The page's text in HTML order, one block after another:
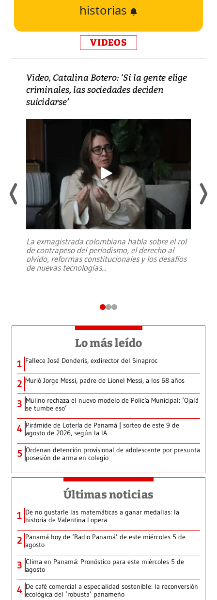
historias
VIDEOS
Video, Catalina Botero: ‘Si la gente elige
criminales, las sociedades deciden
suicidarse’
La exmagistrada colombiana habla sobre el rol
de contrapeso del periodismo, el derecho al
olvido, reformas constitucionales y los desafíos
de nuevas tecnologías...
Lo más leído
1 Fallece José Donderis, exdirector del Sinaproc
2 Murió Jorge Messi, padre de Lionel Messi, a los 68 años
3 Mulino rechaza el nuevo modelo de Policía Municipal: ‘Ojalá
se tumbe eso’
4 Pirámide de Lotería de Panamá | sorteo de este 9 de
agosto de 2026, según la IA
5 Ordenan detención provisional de adolescente por presunta
posesión de arma en colegio
Últimas noticias
1 De no gustarle las matemáticas a ganar medallas: la
historia de Valentina Lopera
2 Panamá hoy de ‘Radio Panamá’ de este miércoles 5 de
agosto
3 Clima en Panamá: Pronóstico para este miércoles 5 de
agosto
4 De café comercial a especialidad sostenible: la reconversión
ecológica del ‘robusta’ panameño